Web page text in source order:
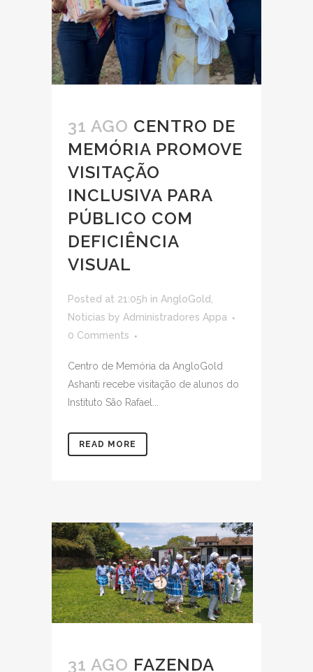
31 AGO CENTRO DE
MEMÓRIA PROMOVE
VISITAÇÃO
INCLUSIVA PARA
PÚBLICO COM
DEFICIÊNCIA
VISUAL
Posted at 21:05h in AngloGold
Noticias by Administradores Appa
0 Comments
Centro de Memória da AngloGold
Ashanti recebe visitação de alunos do
Instituto São Rafael...
READ MORE
31 AGO FAZENDA